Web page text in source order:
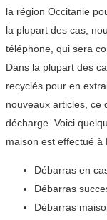
la région Occitanie
la plupart des cas,
téléphone, qui sera
Dans la plupart des
recyclés pour en
nouveaux articles, ce
décharge. Voici
maison est effectué à
Débarras en
Débarras
Débarras